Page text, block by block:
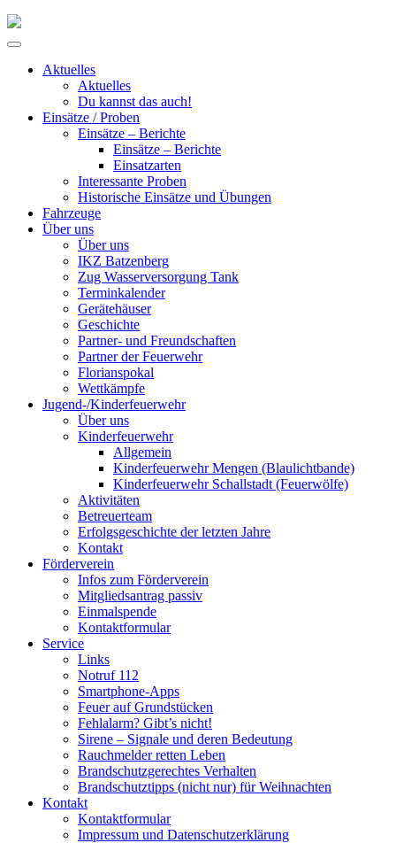
Skip
Primary
Aktuelles
Aktuelles
Du kannst das auch!
Einsätze / Proben
Einsätze – Berichte
Einsätze – Berichte
Einsatzarten
Interessante Proben
Historische Einsätze und Übungen
Fahrzeuge
Über uns
Über uns
IKZ Batzenberg
Zug Wasserversorgung Tank
Terminkalender
Gerätehäuser
Geschichte
Partner- und Freundschaften
Partner der Feuerwehr
Florianspokal
Wettkämpfe
Jugend-/Kinderfeuerwehr
Über uns
Kinderfeuerwehr
Allgemein
Kinderfeuerwehr Mengen (Blaulichtbande)
Kinderfeuerwehr Schallstadt (Feuerwölfe)
Aktivitäten
Betreuerteam
Erfolgsgeschichte der letzten Jahre
Kontakt
Förderverein
Infos zum Förderverein
Mitgliedsantrag passiv
Einmalspende
Kontaktformular
Service
Links
Notruf 112
Smartphone-Apps
Feuer auf Grundstücken
Fehlalarm? Gibt’s nicht!
Sirene – Signale und deren Bedeutung
Rauchmelder retten Leben
Brandschutzgerechtes Verhalten
Brandschutztipps (nicht nur) für Weihnachten
Kontakt
Kontaktformular
Impressum und Datenschutzerklärung